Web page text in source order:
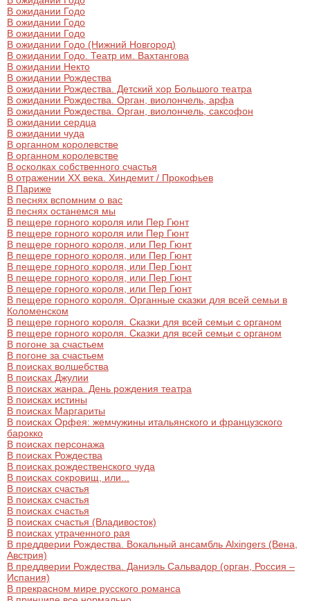
В ожидании Годо
В ожидании Годо
В ожидании Годо
В ожидании Годо (Нижний Новгород)
В ожидании Годо. Театр им. Вахтангова
В ожидании Некто
В ожидании Рождества
В ожидании Рождества. Детский хор Большого театра
В ожидании Рождества. Орган, виолончель, арфа
В ожидании Рождества. Орган, виолончель, саксофон
В ожидании сердца
В ожидании чуда
В органном королевстве
В органном королевстве
В осколках собственного счастья
В отражении ХХ века. Хиндемит / Прокофьев
В Париже
В песнях вспомним о вас
В песнях останемся мы
В пещере горного короля или Пер Гюнт
В пещере горного короля или Пер Гюнт
В пещере горного короля, или Пер Гюнт
В пещере горного короля, или Пер Гюнт
В пещере горного короля, или Пер Гюнт
В пещере горного короля, или Пер Гюнт
В пещере горного короля, или Пер Гюнт
В пещере горного короля. Органные сказки для всей семьи в
Коломенском
В пещере горного короля. Сказки для всей семьи с органом
В пещере горного короля. Сказки для всей семьи с органом
В погоне за счастьем
В погоне за счастьем
В поисках волшебства
В поисках Джулии
В поисках жанра. День рождения театра
В поисках истины
В поисках Маргариты
В поисках Орфея: жемчужины итальянского и французского
барокко
В поисках персонажа
В поисках Рождества
В поисках рождественского чуда
В поисках сокровищ, или...
В поисках счастья
В поисках счастья
В поисках счастья
В поисках счастья (Владивосток)
В поисках утраченного рая
В преддверии Рождества. Вокальный ансамбль Alxingers (Вена,
Австрия)
В преддверии Рождества. Даниэль Сальвадор (орган, Россия –
Испания)
В прекрасном мире русского романса